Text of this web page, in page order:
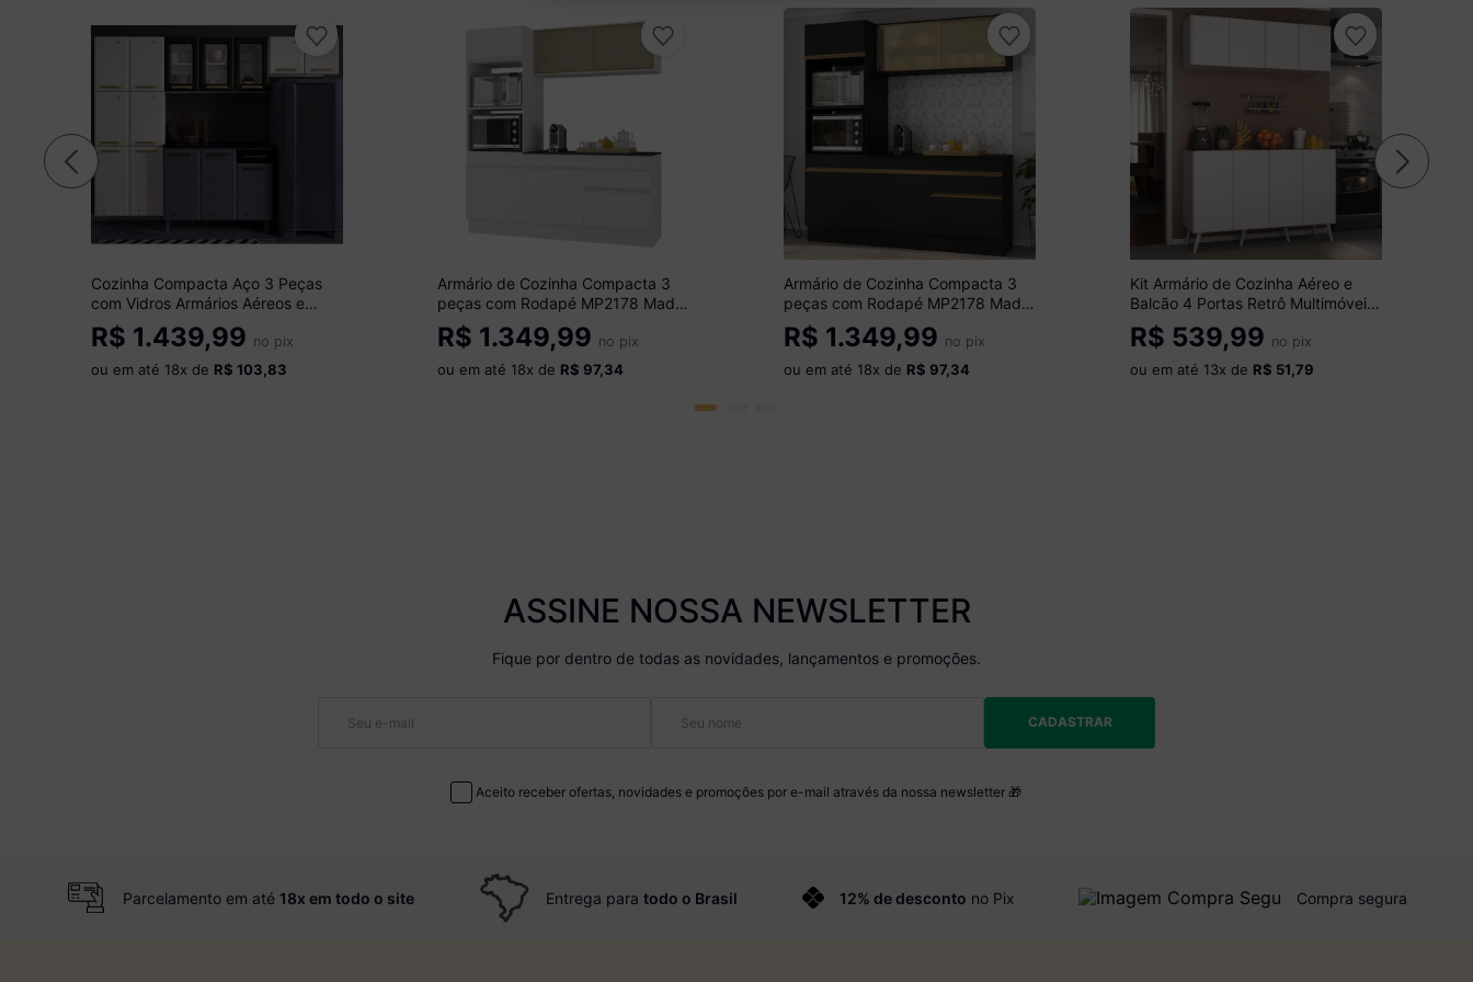
Cozinha Compacta Aço 3 Peças
com Vidros Armários Aéreos e
Paneleiro Multimóveis CR20368
Branco/Preto
R$ 1.439,99 no pix
ou em até 18x de R$ 103,83
Armário de Cozinha Compacta 3
peças com Rodapé MP2178 Made
Multimóveis Branco
R$ 1.349,99 no pix
ou em até 18x de R$ 97,34
Armário de Cozinha Compacta 3
peças com Rodapé MP2178 Made
Multimóveis Preto/Dourado
R$ 1.349,99 no pix
ou em até 18x de R$ 97,34
Kit Armário de Cozinha Aéreo e
Balcão 4 Portas Retrô Multimóveis
MP2170 Branco
R$ 539,99 no pix
ou em até 13x de R$ 51,79
ASSINE NOSSA NEWSLETTER
Fique por dentro de todas as novidades, lançamentos e promoções.
CADASTRAR
Aceito receber ofertas, novidades e promoções por e-mail através da nossa newsletter 🎁
Parcelamento em até 18x em todo o site Entrega paratodo o Brasil 12% de desconto no Pix Compra segura